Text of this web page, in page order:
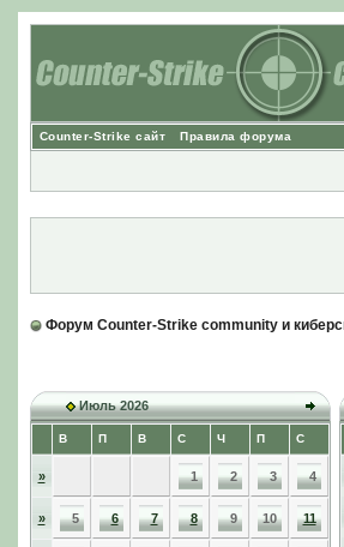
Counter-Strike сайт Правила форума
Форум Counter-Strike community и
Июль 2026
В П В С Ч П С
» 1 2 3 4
» 5 6 7 8 9 10 11